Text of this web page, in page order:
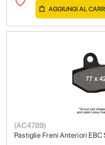
AGGIUNGI AL
Pastiglie Freni Anteriori
(AC4789)